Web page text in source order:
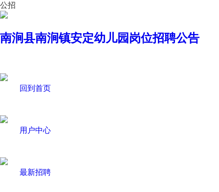
公招
南涧县南涧镇安定幼儿园岗位招聘公告
回到首页
用户中心
最新招聘